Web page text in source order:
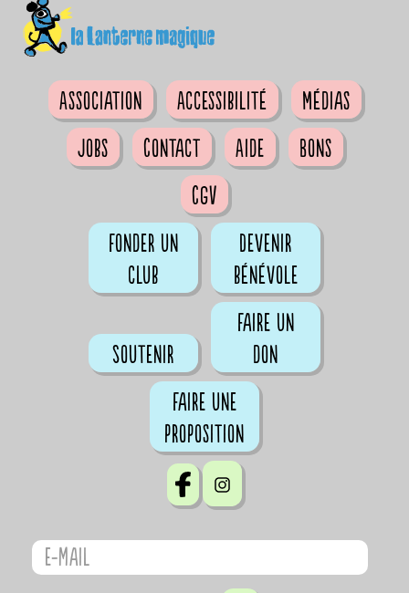
Association Accessibilité
Médias
Jobs
Contact Aide
Bons
CGV
Fonder un
club
Devenir
bénévole
Soutenir
Faire un
don
Faire une
proposition